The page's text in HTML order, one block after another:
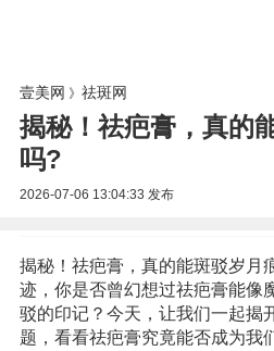
壹美网 》 祛斑网
揭秘！祛疤膏，真的
吗?
2026-07-06 13:04:33 发布
揭秘！祛疤膏，真的能斑驳岁月
迹，你是否曾幻想过祛疤膏能像
驳的印记？今天，让我们一起揭
题，看看祛疤膏究竟能否成为我